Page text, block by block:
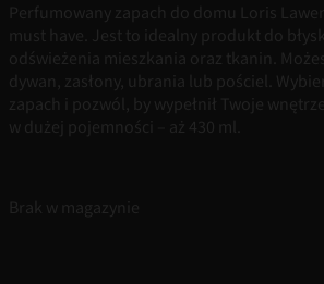
Perfumowany zapach do domu Loris
must have. Jest to idealny produkt do
odświeżenia mieszkania oraz tkanin.
dywan, zasłony, ubrania lub pościel.
zapach i pozwól, by wypełnił Twoje
w dużej pojemności – aż 430 ml.
Brak w magazynie